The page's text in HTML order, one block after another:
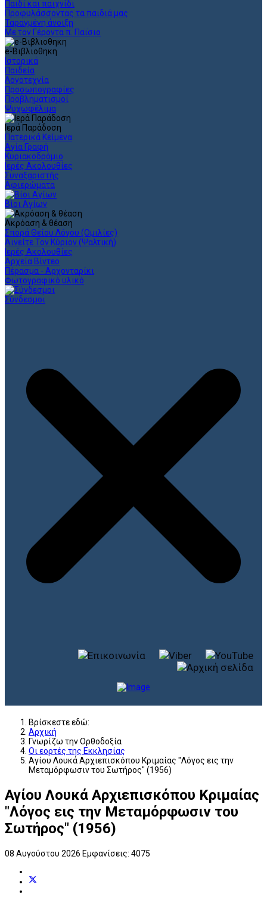
Παιδί και παιχνίδι
Προφυλάσσοντας τα παιδιά μας
Ταραγμένη άνοιξη
Με τον Γέροντα π. Παϊσιο
e-Βιβλιοθηκη
Ιστορικά
Παιδεία
Λογοτεχνία
Προσωπογραφίες
Προβληματισμοί
Ψυχωφέλιμα
Ιερά Παράδοση
Πατερικά Κείμενα
Αγία Γραφή
Κυριακοδρόμιο
Ιερές Ακολουθίες
Συναξαριστής
Αφιερώματα
Βίοι Αγίων
Ακρόαση & θέαση
Σπορά Θείου Λόγου (Ομιλίες)
Αινείτε Τον Κύριον (Ψαλτική)
Ιερές Ακολουθίες
Αρχεία Βίντεο
Πέρασμα - Αρχονταρίκι
Φωτογραφικό υλικό
Σύνδεσμοι
Βρίσκεστε εδώ:
Αρχική
Γνωρίζω την Ορθοδοξία
Οι εορτές της Εκκλησίας
Αγίου Λουκά Αρχιεπισκόπου Κριμαίας "Λόγος εις την
Μεταμόρφωσιν του Σωτήρος" (1956)
Αγίου Λουκά Αρχιεπισκόπου Κριμαίας
"Λόγος εις την Μεταμόρφωσιν του
Σωτήρος" (1956)
08 Αυγούστου 2026 Εμφανίσεις: 4075